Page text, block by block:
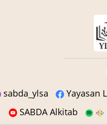
sabda_ylsa Yayasan
SABDA Alkitab